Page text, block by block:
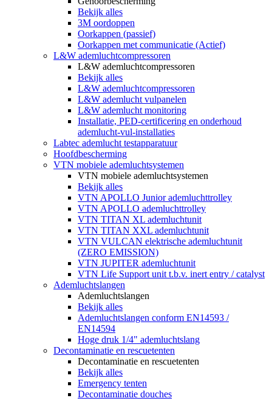
Bekijk alles
3M oordoppen
Oorkappen (passief)
Oorkappen met communicatie (Actief)
L&W ademluchtcompressoren
L&W ademluchtcompressoren
Bekijk alles
L&W ademluchtcompressoren
L&W ademlucht vulpanelen
L&W ademlucht monitoring
Installatie, PED-certificering en onderhoud
ademlucht-vul-installaties
Labtec ademlucht testapparatuur
Hoofdbescherming
VTN mobiele ademluchtsystemen
VTN mobiele ademluchtsystemen
Bekijk alles
VTN APOLLO Junior ademluchttrolley
VTN APOLLO ademluchttrolley
VTN TITAN XL ademluchtunit
VTN TITAN XXL ademluchtunit
VTN VULCAN elektrische ademluchtunit
(ZERO EMISSION)
VTN JUPITER ademluchtunit
VTN Life Support unit t.b.v. inert entry / catalyst
Ademluchtslangen
Ademluchtslangen
Bekijk alles
Ademluchtslangen conform EN14593 /
EN14594
Hoge druk 1/4" ademluchtslang
Decontaminatie en rescuetenten
Decontaminatie en rescuetenten
Bekijk alles
Emergency tenten
Decontaminatie douches